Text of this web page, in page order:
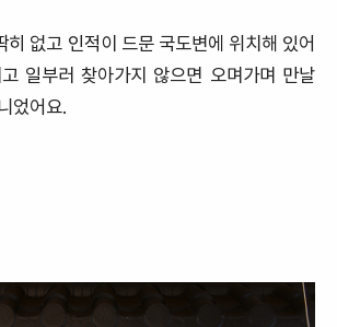
히 없고 인적이 드문 국도변에 위치해 있어
일부러 찾아가지 않으면 오며가며 만날
었어요.